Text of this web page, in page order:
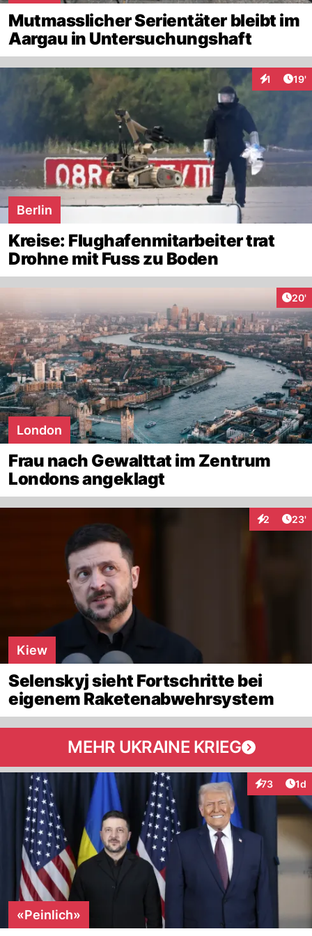
Mutmasslicher Serientäter bleibt im
Aargau in Untersuchungshaft
1 19'
Berlin
Kreise: Flughafenmitarbeiter trat
Drohne mit Fuss zu Boden
20'
London
Frau nach Gewalttat im Zentrum
Londons angeklagt
2 23'
Kiew
Selenskyj sieht Fortschritte bei
eigenem Raketenabwehrsystem
MEHR UKRAINE KRIEG
73 1d
«Peinlich»